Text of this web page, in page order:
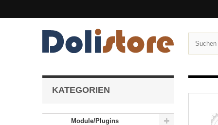
KATEGORIEN
Module/Plugins